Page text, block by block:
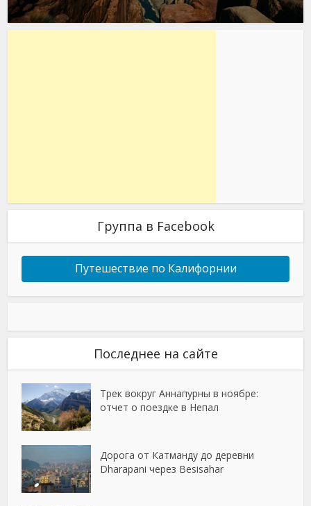
Группа в Facebook
Путешествие по Калифорнии
Последнее на сайте
Трек вокруг Аннапурны в ноябре:
отчет о поездке в Непал
Дорога от Катманду до деревни
Dharapani через Besisahar